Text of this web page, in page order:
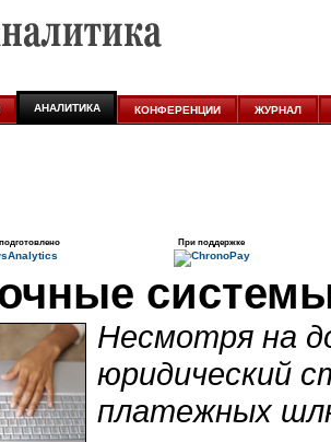
АНАЛИТИКА КОНФЕРЕНЦИИ ЖУРНАЛ
При поддержке
Несмотря на
юридический
платежных